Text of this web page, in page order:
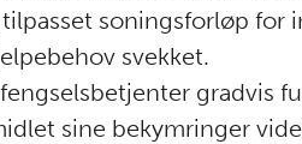
soningsforløp for
svekket.
gradvis
sine bekymringer